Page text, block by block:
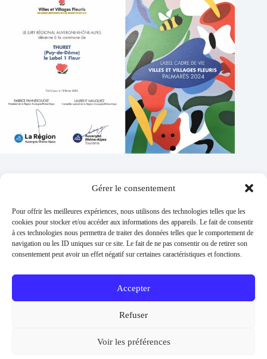
Gérer le consentement
Pour offrir les meilleures expériences, nous utilisons des technologies telles que les
cookies pour stocker et/ou accéder aux informations des appareils. Le fait de consentir
à ces technologies nous permettra de traiter des données telles que le comportement de
navigation ou les ID uniques sur ce site. Le fait de ne pas consentir ou de retirer son
consentement peut avoir un effet négatif sur certaines caractéristiques et fonctions.
Accepter
Refuser
Voir les préférences
Addresse :
1 place de l'église 63260 Thuret
Phone:
04 73 97 91 58
E-mail :
Permanences :
Lundi et jeudi 13h30 - 17h30 / Mardi et